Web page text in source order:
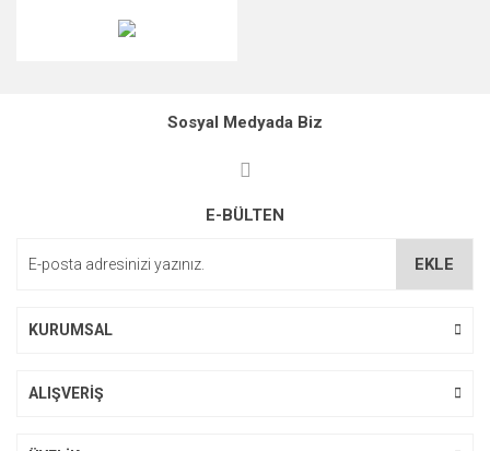
Sosyal Medyada Biz
E-BÜLTEN
EKLE
KURUMSAL
ALIŞVERİŞ